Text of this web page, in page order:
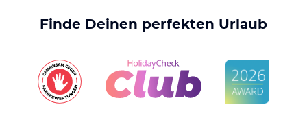
Finde Deinen perfekten Urlaub